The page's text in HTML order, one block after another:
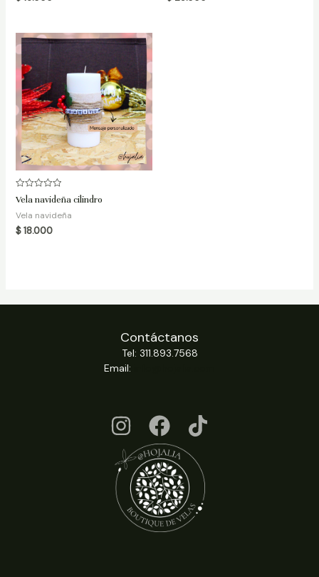
Valorado
en
0
de
5
Vela navideña cilindro
Vela navideña
$18.000
Contáctanos
Tel: 311.893.7568
Email: